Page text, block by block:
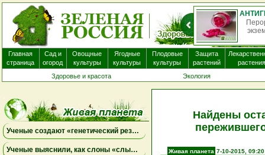
Главная
страница
Сад и
огород
Овощные
культуры
Ягодные
культуры
Плодовые
культуры
Защита
растений
растения
Здоровье и красота
Экология
Ученые создают «генетический резерв» коал, замораживая яйцеклетки и сперматозоиды
Ученые выяснили, как слоны «слышат» шаги и передают сообщения через землю
Найдены
Живая планета 7-10-2015, 09:20